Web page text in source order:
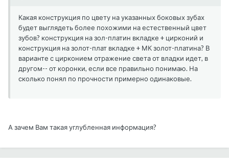
Какая конструкция по цвету на указанных боковых зубах
будет выглядеть более похожими на естественный цвет
зубов? конструкция на зол-платин вкладке + цирконий и
конструкция на золот-плат вкладке + МК золот-платина? В
варианте с цирконием отражение света от владки идет, в
другом-- от коронки, если все правильно понимаю. На
сколько понял по прочности примерно одинаковые.
А зачем Вам такая углубленная информация?